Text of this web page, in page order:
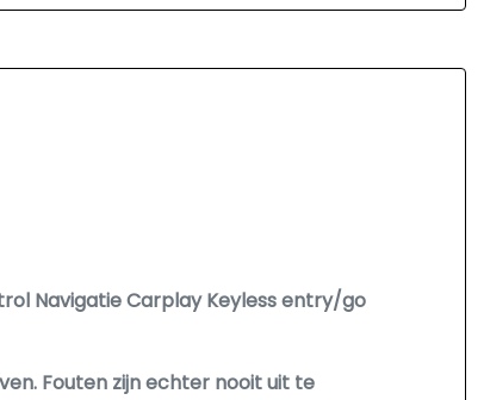
verstelbaar
Navigatie Carplay Keyless entry/go
Fouten zijn echter nooit uit te